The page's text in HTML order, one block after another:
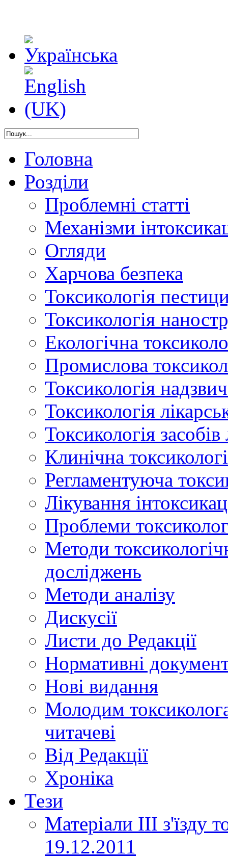
Головна
Розділи
Проблемні статті
Механізми
Огляди
Харчова безпека
Токсикологія
Токсикологія
Екологічна
Промислова
Токсикологія
Токсикологія
Токсикологія
Клинічна
Регламентуюча
Лікування
Проблеми
Методи
досліджень
Методи аналізу
Дискусії
Листи до Редакції
Нормативні
Нові видання
Молодим
читачеві
Від Редакції
Хроніка
Тези
Матеріали ІІІ з'їзду
19.12.2011